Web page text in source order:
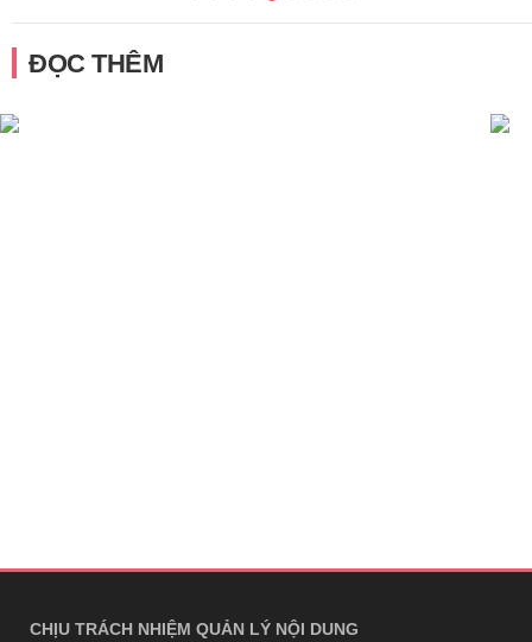
ĐỌC THÊM
CHỊU TRÁCH NHIỆM QUẢN LÝ NỘI DUNG